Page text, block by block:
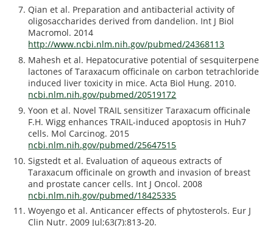
Qian et al. Preparation and antibacterial activity of
oligosaccharides derived from dandelion. Int J Biol
Macromol. 2014
http://www.ncbi.nlm.nih.gov/pubmed/24368113
Mahesh et al. Hepatocurative potential of sesquiterpene
lactones of Taraxacum officinale on carbon tetrachloride
induced liver toxicity in mice. Acta Biol Hung. 2010.
ncbi.nlm.nih.gov/pubmed/20519172
Yoon et al. Novel TRAIL sensitizer Taraxacum officinale
F.H. Wigg enhances TRAIL-induced apoptosis in Huh7
cells. Mol Carcinog. 2015
ncbi.nlm.nih.gov/pubmed/25647515
Sigstedt et al. Evaluation of aqueous extracts of
Taraxacum officinale on growth and invasion of breast
and prostate cancer cells. Int J Oncol. 2008
ncbi.nlm.nih.gov/pubmed/18425335
Woyengo et al. Anticancer effects of phytosterols. Eur J
Clin Nutr. 2009 Jul;63(7):813-20.